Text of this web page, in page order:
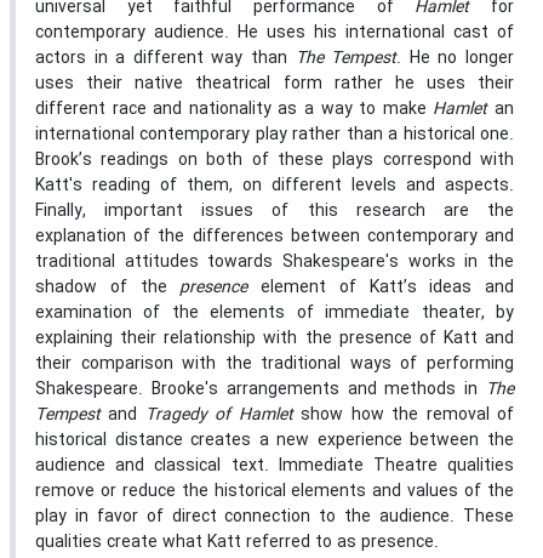
universal yet faithful performance of Hamletfor
contemporary audience. He uses his international cast of
actors in a different way than The Tempest. He no longer
uses their native theatrical form rather he uses their
different race and nationality as a way to make Hamletan
international contemporary play rather than a historical one.
Brook’s readings on both of these plays correspond with
Katt's reading of them, on different levels and aspects.
Finally, important issues of this research are the
explanation of the differences between contemporary and
traditional attitudes towards Shakespeare's works in the
shadow of thepresenceelement of Katt’s ideas and
examination of the elements of immediate theater, by
explaining their relationship with the presence of Katt and
their comparison with the traditional ways of performing
Shakespeare. Brooke's arrangements and methods in The
Tempestand Tragedy of Hamletshow how the removal of
historical distance creates a new experience between the
audience and classical text. Immediate Theatre qualities
remove or reduce the historical elements and values of the
play in favor of direct connection to the audience. These
qualities create what Katt referred to as presence.